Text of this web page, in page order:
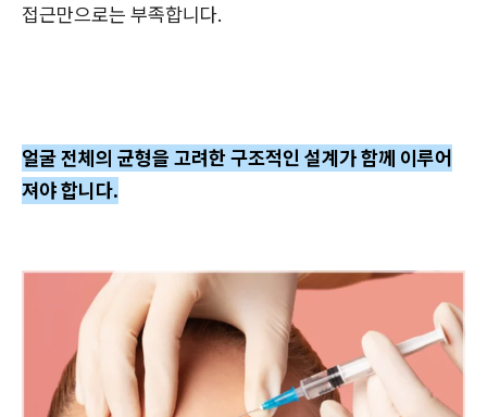
접근만으로는 부족합니다.
얼굴 전체의 균형을 고려한 구조적인 설계가 함께 이루어
져야 합니다.